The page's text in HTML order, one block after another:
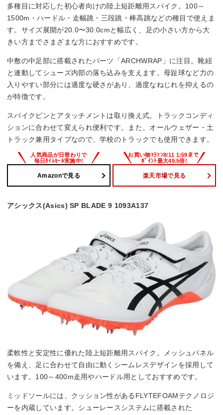
多種目に対応した初心者向けの陸上短距離用スパイク。100～
1500m・ハードル・走幅跳・三段跳・棒高跳などの種目で使えま
す。サイズ展開が20.0〜30.0cmと幅広く、足の小さい方から大
きい方までさまざまな方におすすめです。
中敷の中足部に搭載されたパーツ「ARCHWRAP」に注目。靴紐
と連動してシューズ内部の落ち込みを支えます。母趾球など力の
入りやすい部分には適度な硬さがあり、過度なねじれを抑えるの
が特徴です。
スパイクピンとアタッチメントは取り換え式。トラックコンディ
ションに合わせて変えられ便利です。また、オールウェザー・土
トラック兼用タイプなので、学校のトラックでも使用できます。
Amazonで見る 楽天市場で見る
アシックス(Asics) SP BLADE 9 1093A137
柔軟性と安定性に優れた陸上短距離用スパイク。メッシュパネル
を備え、足に合わせて自由に動くシームレスデザインを採用して
います。100～400m走用やハードル用としておすすめです。
ミッドソールには、クッション性があるFLYTEFOAMテクノロジ
ーを内蔵しています。シューレースシステムに搭載された